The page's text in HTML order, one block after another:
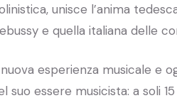
unisce l’anima
e quella italiana delle
esperienza musicale e
suo essere musicista: a soli